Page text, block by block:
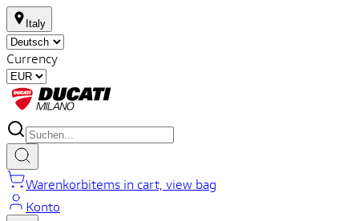
Italy
Currency
Warenkorbitems in cart, view bag
Konto